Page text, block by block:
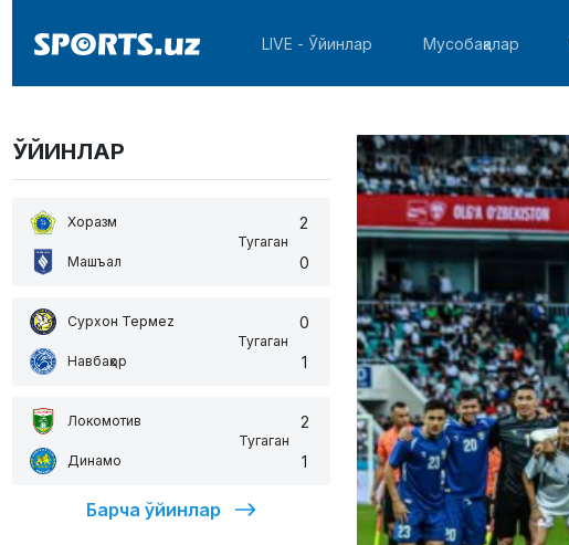
LIVE - Ўйинлар Мусобақалар
ЎЙИНЛАР
Хоразм
Машъал
Тугаган
2
0
Сурхон Термеz
Навбаҳор
Тугаган
0
1
Локомотив
Динамо
Тугаган
2
1
Барча ўйинлар